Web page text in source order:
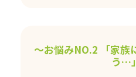
～お悩みNO.2 「家族
う…